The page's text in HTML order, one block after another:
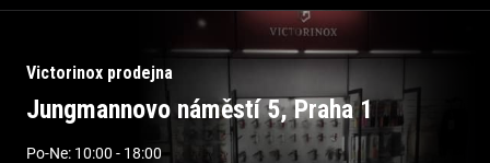
Victorinox prodejna
Jungmannovo náměstí 5, Praha 1
Po-Ne: 10:00 - 18:00